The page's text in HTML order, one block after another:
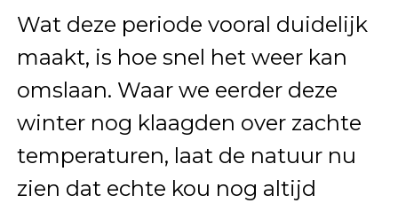
Wat deze periode vooral duidelijk
maakt, is hoe snel het weer kan
omslaan. Waar we eerder deze
winter nog klaagden over zachte
temperaturen, laat de natuur nu
zien dat echte kou nog altijd